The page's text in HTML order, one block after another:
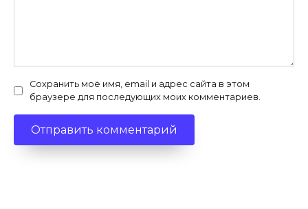
Сохранить моё имя, email и адрес сайта в этом
браузере для последующих моих комментариев.